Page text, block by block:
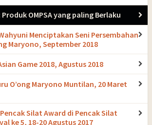
OMPSA yang paling Berlaku
Menciptakan Seni Persembahan
Maryono, September 2018
Game 2018, Agustus 2018
O’ong Maryono Muntilan, 20 Maret
Silat Award di Pencak Silat
ke 5, 18-20 Agustus 2017